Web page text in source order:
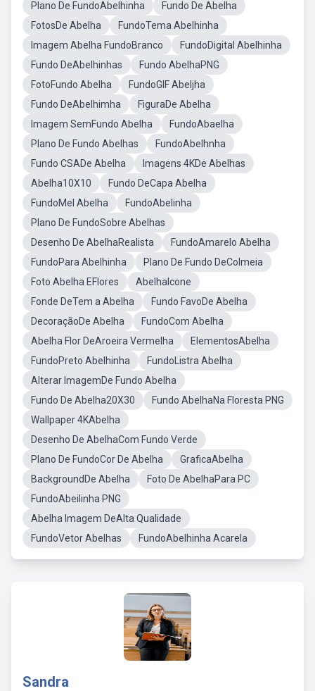
Plano De FundoAbelhinha
Fundo De Abelha
FotosDe Abelha
FundoTema Abelhinha
Imagem Abelha FundoBranco
FundoDigital Abelhinha
Fundo DeAbelhinhas
Fundo AbelhaPNG
FotoFundo Abelha
FundoGIF Abeljha
Fundo DeAbelhimha
FiguraDe Abelha
Imagem SemFundo Abelha
FundoAbaelha
Plano De Fundo Abelhas
FundoAbelhnha
Fundo CSADe Abelha
Imagens 4KDe Abelhas
Abelha10X10
Fundo DeCapa Abelha
FundoMel Abelha
FundoAbelinha
Plano De FundoSobre Abelhas
Desenho De AbelhaRealista
FundoAmarelo Abelha
FundoPara Abelhinha
Plano De Fundo DeColmeia
Foto Abelha EFlores
AbelhaIcone
Fonde DeTem a Abelha
Fundo FavoDe Abelha
DecoraçãoDe Abelha
FundoCom Abelha
Abelha Flor DeAroeira Vermelha
ElementosAbelha
FundoPreto Abelhinha
FundoListra Abelha
Alterar ImagemDe Fundo Abelha
Fundo De Abelha20X30
Fundo AbelhaNa Floresta PNG
Wallpaper 4KAbelha
Desenho De AbelhaCom Fundo Verde
Plano De FundoCor De Abelha
GraficaAbelha
BackgroundDe Abelha
Foto De AbelhaPara PC
FundoAbeilinha PNG
Abelha Imagem DeAlta Qualidade
FundoVetor Abelhas
FundoAbelhinha Acarela
Sandra